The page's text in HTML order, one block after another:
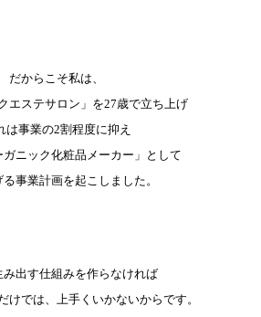
だからこそ私は、
エステサロン」を27歳で立ち上げ
は事業の2割程度に抑え
ニック化粧品メーカー」として
事業計画を起こしました。
み出す仕組みを作らなければ
けでは、上手くいかないからです。